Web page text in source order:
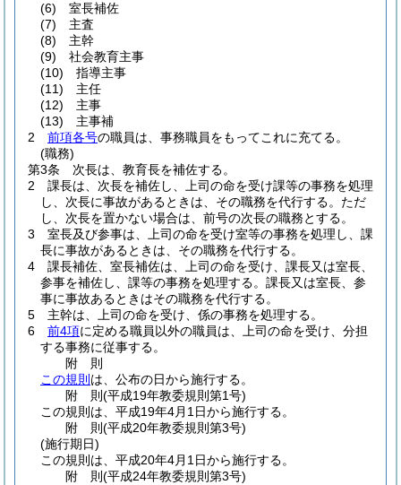
(6)
室長補佐
(7)
主査
(8)
主幹
(9)
社会教育主事
(10)
指導主事
(11)
主任
(12)
主事
(13)
主事補
2
前項各号の職員は、事務職員をもってこれに充てる。
(職務)
第3条
次長は、教育長を補佐する。
2
課長は、次長を補佐し、上司の命を受け課等の事務を処理
し、次長に事故があるときは、その職務を代行する。 ただ
し、次長を置かない場合は、前号の次長の職務とする。
3
室長及び参事は、上司の命を受け室等の事務を処理し、課
長に事故があるときは、その職務を代行する。
4
課長補佐、室長補佐は、上司の命を受け、課長又は室長、
参事を補佐し、課等の事務を処理する。 課長又は室長、参
事に事故あるときはその職務を代行する。
5
主幹は、上司の命を受け、係の事務を処理する。
6
前4項に定める職員以外の職員は、上司の命を受け、分担
する事務に従事する。
附 則
この規則 は、公布の日から施行する。
附 則(平成19年教委規則第1号)
この規則は、平成19年4月1日から施行する。
附 則(平成20年教委規則第3号)
(施行期日)
この規則は、平成20年4月1日から施行する。
附 則(平成24年教委規則第3号)